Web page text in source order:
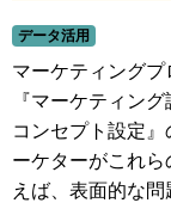
データ活用
マーケティング
『マーケティン
コンセプト設定
ーケターがこれ
えば、表面的な